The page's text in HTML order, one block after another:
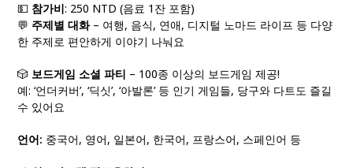
💵 참가비: 250 NTD (음료 1잔 포함)
💬 주제별 대화– 여행, 음식, 연애, 디지털 노마드 라이프 등 다양
한 주제로 편안하게 이야기 나눠요
🎲 보드게임 소셜 파티 – 100종 이상의 보드게임 제공!
예: ‘언더커버’, ‘딕싯’, ‘아발론’ 등 인기 게임들, 당구와 다트도 즐길
수 있어요
언어: 중국어, 영어, 일본어, 한국어, 프랑스어, 스페인어 등